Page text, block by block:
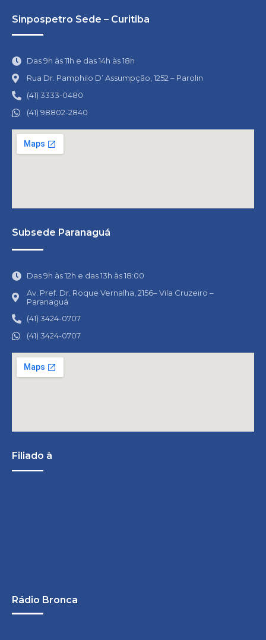
Sinpospetro Sede – Curitiba
Das 9h às 11h e das 14h às 18h
Rua Dr. Pamphilo D’ Assumpção, 1252 – Parolin
(41) 3333-0480
(41) 98802-2840
Subsede Paranaguá
Das 9h às 12h e das 13h às 18:00
Av. Pref. Dr. Roque Vernalha, 2156– Vila Cruzeiro –
Paranaguá
(41) 3424-0707
(41) 3424-0707
Filiado à
Rádio Bronca